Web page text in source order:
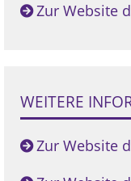
Zur Website
WEITERE
Zur Website